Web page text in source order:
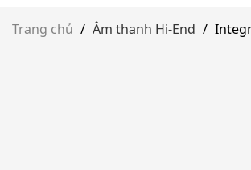
Trang chủ / Âm thanh Hi-End /